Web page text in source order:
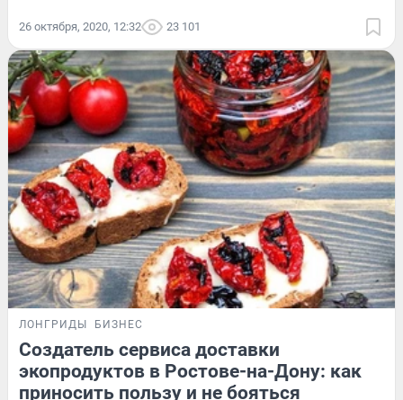
26 октября, 2020, 12:32 23 101
ЛОНГРИДЫ БИЗНЕС
Создатель сервиса доставки
экопродуктов в Ростове-на-Дону: как
приносить пользу и не бояться